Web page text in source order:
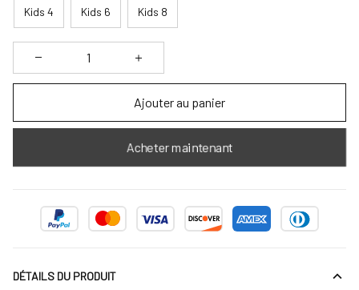
Kids 4 Kids 6 Kids 8
Ajouter au panier
Acheter maintenant
DÉTAILS DU PRODUIT